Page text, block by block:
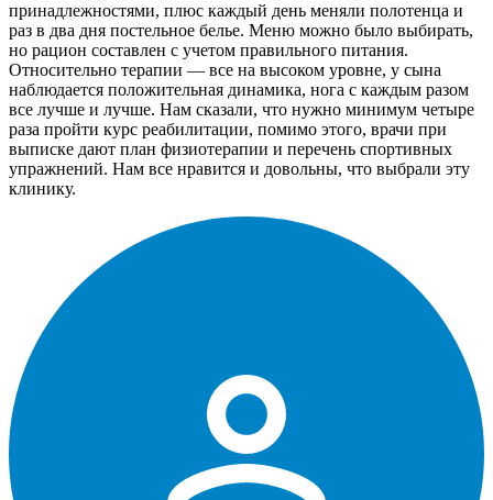
принадлежностями, плюс каждый день меняли полотенца и
раз в два дня постельное белье. Меню можно было выбирать,
но рацион составлен с учетом правильного питания.
Относительно терапии — все на высоком уровне, у сына
наблюдается положительная динамика, нога с каждым разом
все лучше и лучше. Нам сказали, что нужно минимум четыре
раза пройти курс реабилитации, помимо этого, врачи при
выписке дают план физиотерапии и перечень спортивных
упражнений. Нам все нравится и довольны, что выбрали эту
клинику.